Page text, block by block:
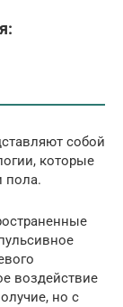
собой
которые
пола.
воздействие
но с